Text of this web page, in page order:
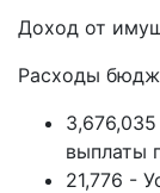
Доход от
Расходы
выплаты
21,776 -